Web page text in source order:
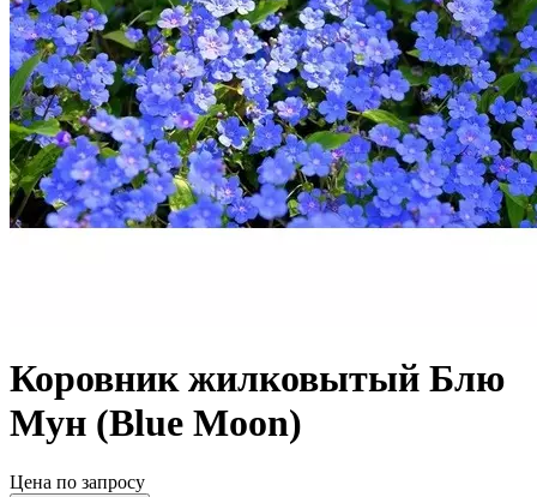
Коровник жилковытый Блю
Мун (Blue Moon)
Цена по запросу